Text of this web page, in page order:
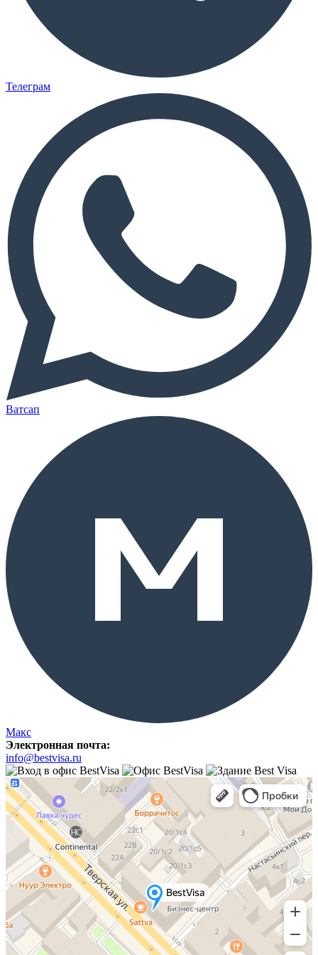
Телеграм
Ватсап
Макс
Электронная почта:
info@bestvisa.ru